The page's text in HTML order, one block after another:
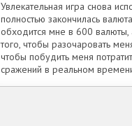
Увлекательная игра снова
полностью закончилась
обходится мне в 600
того, чтобы разочаровать
чтобы побудить меня
сражений в реальном